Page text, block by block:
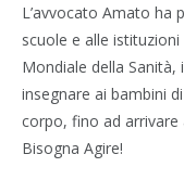
L’avvocato Amato ha
scuole e alle
Mondiale della
insegnare ai bambini
corpo, fino ad arrivare
Bisogna Agire!